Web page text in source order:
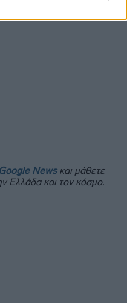
Newsκαι μάθετε
Ελλάδα και τον κόσμο.